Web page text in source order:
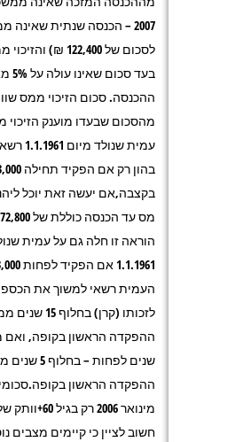
2007 – הכנסה שנתית
לסכום של 122,400 ₪)
בעד
מהסכום שבעדו מוענק הזיכוי
עמית
בקצבה,אם יעשה זאת יוכל
הוראה זו חלה גם על עמית
1.1.1961 אם הפקיד לפחות 13,000 ₪ בקצבה.
העמית רשאי למשוך את
לזכותו (קרן) בחלוף
שנים לפחות –
ההפקדה הראשון
חשוב לציין כי קיימים מצבים